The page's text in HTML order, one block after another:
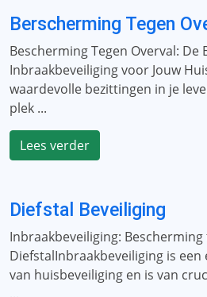
Berscherming Tegen
Bescherming Tegen Overval: De
Inbraakbeveiliging voor Jouw
waardevolle bezittingen in je
plek ...
Lees verder
Diefstal Beveiliging
Inbraakbeveiliging: Bescherming
DiefstalInbraakbeveiliging is
van huisbeveiliging en is van